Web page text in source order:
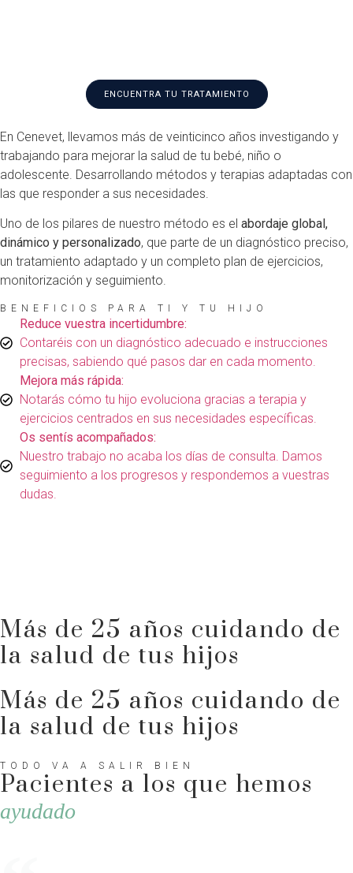
ENCUENTRA TU TRATAMIENTO
En Cenevet, llevamos más de veinticinco años investigando y
trabajando para mejorar la salud de tu bebé, niño o
adolescente. Desarrollando métodos y terapias adaptadas con
las que responder a sus necesidades.
Uno de los pilares de nuestro método es el abordaje global,
dinámico y personalizado, que parte de un diagnóstico preciso,
un tratamiento adaptado y un completo plan de ejercicios,
monitorización y seguimiento.
BENEFICIOS PARA TI Y TU HIJO
Reduce vuestra incertidumbre:
Contaréis con un diagnóstico adecuado e instrucciones
precisas, sabiendo qué pasos dar en cada momento.
Mejora más rápida:
Notarás cómo tu hijo evoluciona gracias a terapia y
ejercicios centrados en sus necesidades específicas.
Os sentís acompañados:
Nuestro trabajo no acaba los días de consulta. Damos
seguimiento a los progresos y respondemos a vuestras
dudas.
Más de 25 años cuidando de
la salud de tus hijos
Más de 25 años cuidando de
la salud de tus hijos
TODO VA A SALIR BIEN
Pacientes a los que hemos
ayudado